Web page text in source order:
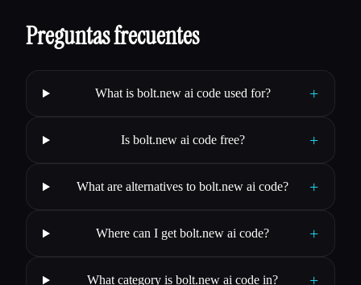
Preguntas frecuentes
What is bolt.new ai code used for? +
Is bolt.new ai code free? +
What are alternatives to bolt.new ai code? +
Where can I get bolt.new ai code? +
What category is bolt.new ai code in? +